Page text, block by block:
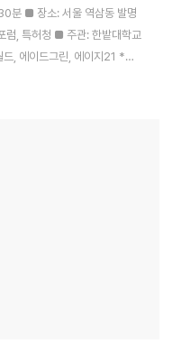
분 ■ 장소: 서울 역삼동 발명
럼, 특허청 ■ 주관: 한밭대학교
, 에이드그린, 에이지21 *
청 다자협력팀 사무관)